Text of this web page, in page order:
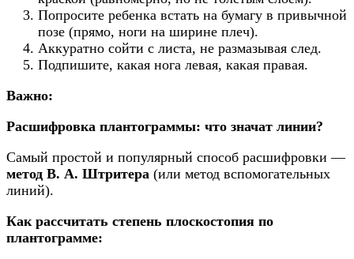
Попросите ребенка встать на бумагу в привычной
позе (прямо, ноги на ширине плеч).
Аккуратно сойти с листа, не размазывая след.
Подпишите, какая нога левая, какая правая.
Важно:
Расшифровка плантограммы: что значат линии?
Самый простой и популярный способ расшифровки —
метод В. А. Штритера (или метод вспомогательных
линий).
Как рассчитать степень плоскостопия по
плантограмме: